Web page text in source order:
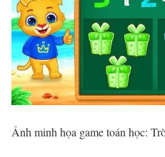
Ảnh minh họa game toán học: